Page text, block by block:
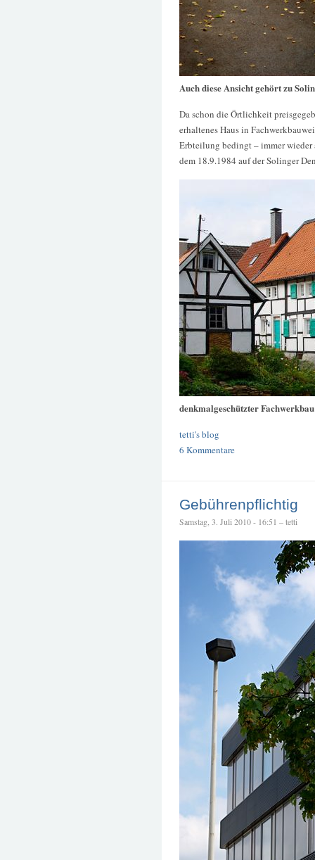
Auch diese Ansicht gehört zu
Da schon die Örtlichkeit
erhaltenes Haus in
Erbteilung bedingt – immer wieder
dem 18.9.1984 auf der Solinger
denkmalgeschützter
tetti's blog
6 Kommentare
Gebührenpflichtig
Samstag, 3. Juli 2010 - 16:51 – tetti